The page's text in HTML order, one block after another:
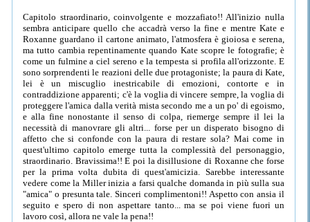
Capitolo straordinario, coinvolgente e mozzafiato!! All'inizio nulla
sembra anticipare quello che accadrà verso la fine e mentre Kate e
Roxanne guardano il cartone animato, l'atmosfera è gioiosa e serena,
ma tutto cambia repentinamente quando Kate scopre le fotografie; è
come un fulmine a ciel sereno e la tempesta si profila all'orizzonte. E
sono sorprendenti le reazioni delle due protagoniste; la paura di Kate,
lei è un miscuglio inestricabile di emozioni, contorte e in
contraddizione apparenti; c'è la voglia di vincere sempre, la voglia di
proteggere l'amica dalla verità mista secondo me a un po' di egoismo,
e alla fine nonostante il senso di colpa, riemerge sempre il lei la
necessità di manovrare gli altri... forse per un disperato bisogno di
affetto che si confonde con la paura di restare sola? Mai come in
quest'ultimo capitolo emerge tutta la complessità del personaggio,
straordinario. Bravissima!! E poi la disillusione di Roxanne che forse
per la prima volta dubita di quest'amicizia. Sarebbe interessante
vedere come la Miller inizia a farsi qualche domanda in più sulla sua
"amica" o presunta tale. Sinceri complimentoni!! Aspetto con ansia il
seguito e spero di non aspettare tanto... ma se poi viene fuori un
lavoro così, allora ne vale la pena!!